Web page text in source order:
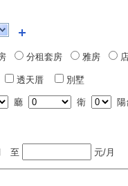
分租套房 雅房
透天厝 別墅
廳 衛 陽
至 元/月